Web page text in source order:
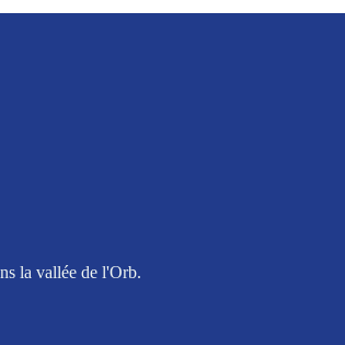
la vallée de l'Orb.